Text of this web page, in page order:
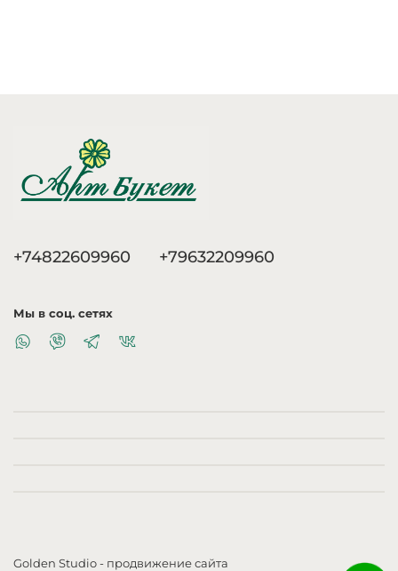
+74822609960 +79632209960
Мы в соц. сетях
Golden Studio - продвижение сайта